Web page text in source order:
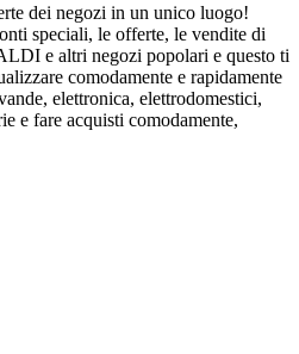
dei negozi in un unico luogo!
speciali, le offerte, le vendite di
e altri negozi popolari e questo ti
comodamente e rapidamente
elettronica, elettrodomestici,
e fare acquisti comodamente,